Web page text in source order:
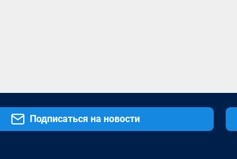
Подписаться на новости